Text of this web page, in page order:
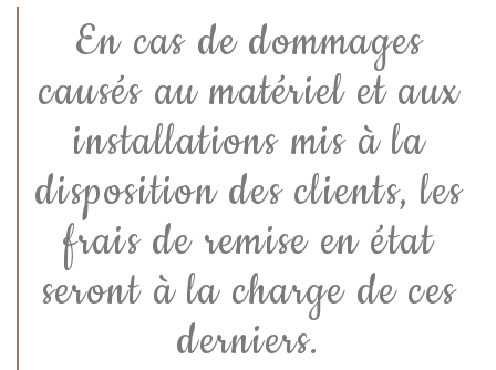
En cas de dommages
causés au matériel et aux
installations mis à la
disposition des clients, les
frais de remise en état
seront à la charge de ces
derniers.